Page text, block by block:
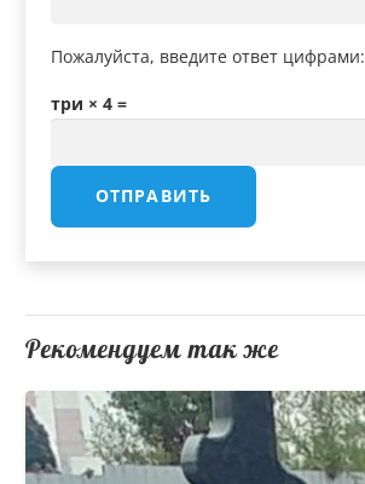
Пожалуйста, введите ответ цифрами:
три × 4 =
Рекомендуем так же